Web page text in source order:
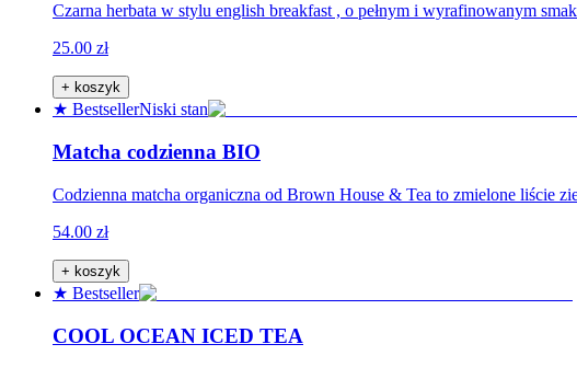
Czarna herbata w stylu english breakfast , o pełnym i wyrafinowanym
25.00 zł
+ koszyk
★ BestsellerNiski stan
Matcha codzienna BIO
Codzienna matcha organiczna od Brown House & Tea to zmielone liście
54.00 zł
+ koszyk
★ Bestseller
COOL OCEAN ICED TEA